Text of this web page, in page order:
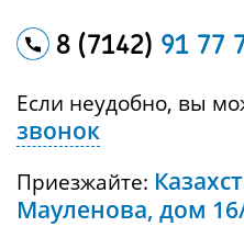
8 (7142) 91 77
Если неудобно, вы
звонок
Приезжайте:
Мауленова, дом